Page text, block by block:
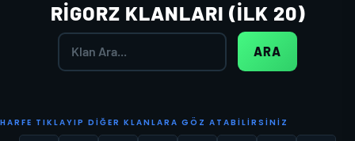
RIGORZ KLANLARI (İLK 20)
ARA
HAR FE T IKLAYIP D I ĞER KLANLAR A G Ö Z A T AB I LI R S I NI Z